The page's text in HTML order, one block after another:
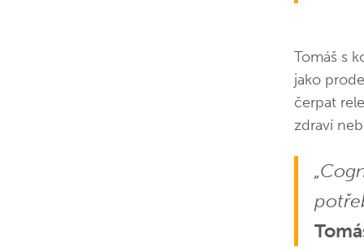
Tomáš s
jako
čerpat
zdraví